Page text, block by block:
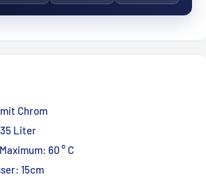
Chrom
Liter
60 ° C
15cm